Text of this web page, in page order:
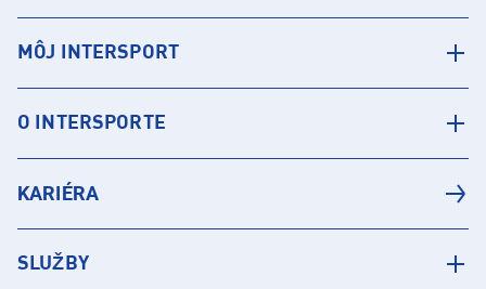
MÔJ INTERSPORT
O INTERSPORTE
KARIÉRA
SLUŽBY